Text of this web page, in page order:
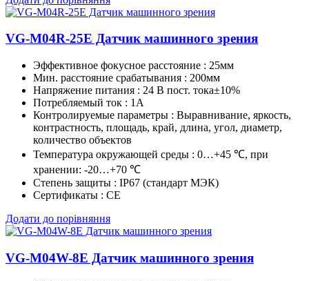
VG-M04R-25E Датчик машинного зрения
Эффективное фокусное расстояние : 25мм
Мин. расстояние срабатывания : 200мм
Напряжение питания : 24 В пост. тока±10%
Потребляемый ток : 1A
Контролируемые параметры : Выравнивание, яркость,
контрастность, площадь, край, длина, угол, диаметр,
количество объектов
Температура окружающей среды : 0…+45 ℃, при
хранении: -20…+70 ℃
Степень защиты : IP67 (стандарт МЭК)
Сертификаты : CE
Додати до порівняння
VG-M04W-8E Датчик машинного зрения